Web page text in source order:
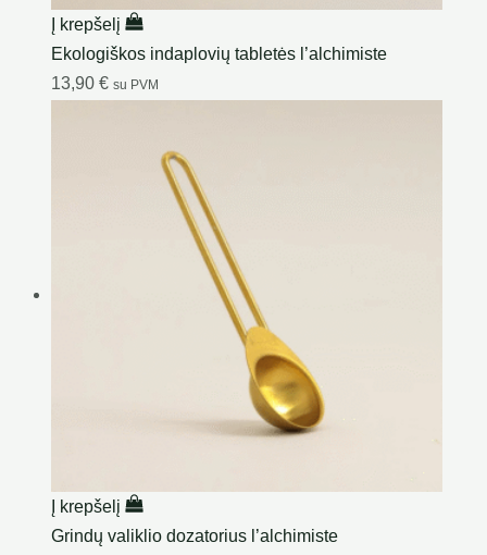
Į krepšelį
Ekologiškos indaplovių tabletės l’alchimiste
13,90 € su PVM
Į krepšelį
Grindų valiklio dozatorius l’alchimiste